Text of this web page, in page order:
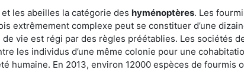
les abeilles la catégorie des hyménoptères. Les
extrêmement complexe peut se constituer d’une
vie est régi par des règles préétablies. Les sociétés
les individus d’une même colonie pour une
humaine. En 2013, environ 12000 espèces de fourmis